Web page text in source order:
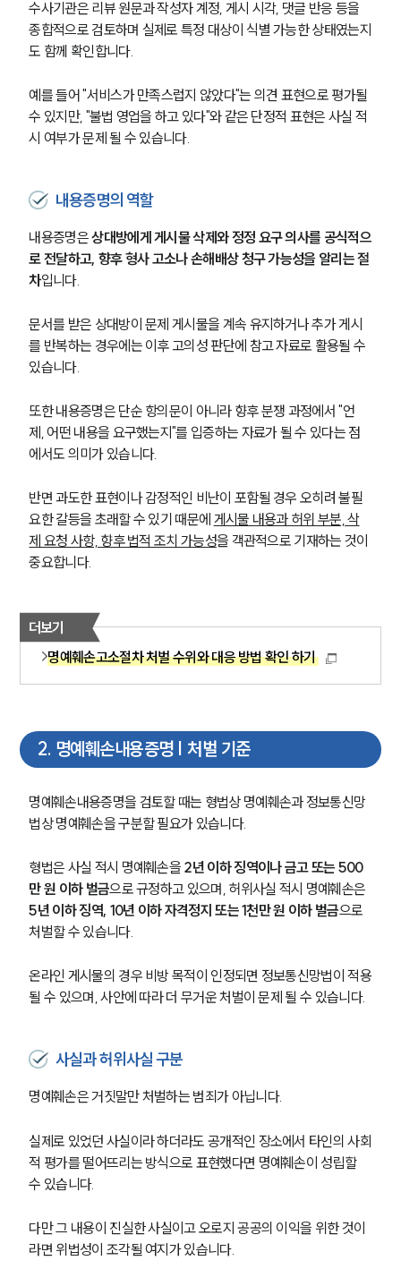
수사기관은 리뷰 원문과 작성자 계정, 게시 시각, 댓글 반응 등을
종합적으로 검토하며 실제로 특정 대상이 식별 가능한 상태였는지
도 함께 확인합니다.
예를 들어 "서비스가 만족스럽지 않았다"는 의견 표현으로 평가될
수 있지만, "불법 영업을 하고 있다"와 같은 단정적 표현은 사실 적
시 여부가 문제 될 수 있습니다.
내용증명의 역할
내용증명은 상대방에게 게시물 삭제와 정정 요구 의사를 공식적으
로 전달하고, 향후 형사 고소나 손해배상 청구 가능성을 알리는 절
차입니다.
문서를 받은 상대방이 문제 게시물을 계속 유지하거나 추가 게시
를 반복하는 경우에는 이후 고의성 판단에 참고 자료로 활용될 수
있습니다.
또한 내용증명은 단순 항의문이 아니라 향후 분쟁 과정에서 "언
제, 어떤 내용을 요구했는지"를 입증하는 자료가 될 수 있다는 점
에서도 의미가 있습니다.
반면 과도한 표현이나 감정적인 비난이 포함될 경우 오히려 불필
요한 갈등을 초래할 수 있기 때문에 게시물 내용과 허위 부분, 삭
제 요청 사항, 향후 법적 조치 가능성을 객관적으로 기재하는 것이
중요합니다.
더보기
명예훼손고소절차 처벌 수위와 대응 방법 확인 하기
2. 명예훼손내용증명 | 처벌 기준
명예훼손내용증명을 검토할 때는 형법상 명예훼손과 정보통신망
법상 명예훼손을 구분할 필요가 있습니다.
형법은 사실 적시 명예훼손을 2년 이하 징역이나 금고 또는 500
만 원 이하 벌금으로 규정하고 있으며, 허위사실 적시 명예훼손은
5년 이하 징역, 10년 이하 자격정지 또는 1천만 원 이하 벌금으로
처벌할 수 있습니다.
온라인 게시물의 경우 비방 목적이 인정되면 정보통신망법이 적용
될 수 있으며, 사안에 따라 더 무거운 처벌이 문제 될 수 있습니다.
사실과 허위사실 구분
명예훼손은 거짓말만 처벌하는 범죄가 아닙니다.
실제로 있었던 사실이라 하더라도 공개적인 장소에서 타인의 사회
적 평가를 떨어뜨리는 방식으로 표현했다면 명예훼손이 성립할
수 있습니다.
다만 그 내용이 진실한 사실이고 오로지 공공의 이익을 위한 것이
라면 위법성이 조각될 여지가 있습니다.